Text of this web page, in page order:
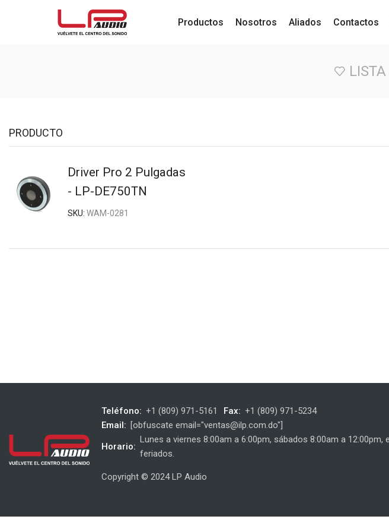
Productos Nosotros Aliados Contactos
PRODUCTO
Driver Pro 2 Pulgadas
- LP-DE750TN
SKU: WAM-0281
Teléfono: +1 (809) 971-5161 Fax: +1 (809) 971-5234
Email: [obfuscate email="ventas@ilp.com.do"]
Horario:
Lunes a viernes 8:00am a 6:00pm, sábados 8:00am a 12:00pm,
feriados.
Copyright © 2024 LP Audio